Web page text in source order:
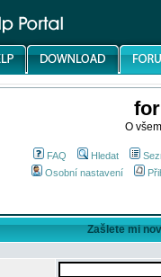
O
FAQ Hledat
Osobní nastavení
Zašlete mi